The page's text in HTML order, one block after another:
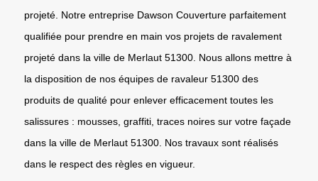
projeté. Notre entreprise Dawson Couverture parfaitement
qualifiée pour prendre en main vos projets de ravalement
projeté dans la ville de Merlaut 51300. Nous allons mettre à
la disposition de nos équipes de ravaleur 51300 des
produits de qualité pour enlever efficacement toutes les
salissures : mousses, graffiti, traces noires sur votre façade
dans la ville de Merlaut 51300. Nos travaux sont réalisés
dans le respect des règles en vigueur.